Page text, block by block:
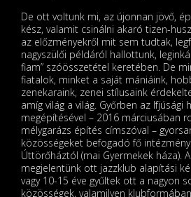
De ott voltunk mi, az újonnan jövő,
kész, valamit csinálni akaró tizen-
az előzményekről mit sem tudtak,
nagyszülői példáról hallottunk,
fiam” szóösszetétel keretében. De
fiatalok, minket a saját mániáink,
zenekaraink, zenei stílusaink
amíg világ a világ. Győrben az Ifjúsági
megépítésével – 2016 márciusában
mélygarázs építés címszóval –
közösségeket befogadó fő
Úttörőháztól (mai Gyermekek háza).
megjelentünk ott jazzklub alapítási
vagy 10-15 éve gyűltek ott a nagyon
közösségek, valamilyen